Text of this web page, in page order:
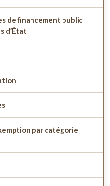
de financement public
d’État
par catégorie